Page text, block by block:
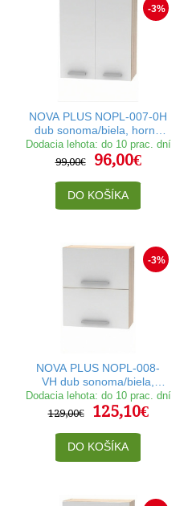
-3%
NOVA PLUS NOPL-007-0H
dub sonoma/biela, horná
skrinka v šírke 60 cm
Dodacia lehota: do 10 prac. dní
99,00€
96,00€
DO KOŠÍKA
-3%
NOVA PLUS NOPL-008-
VH dub sonoma/biela,
horná výklopná skrinka v
šírke 60 cm
Dodacia lehota: do 10 prac. dní
129,00€
125,10€
DO KOŠÍKA